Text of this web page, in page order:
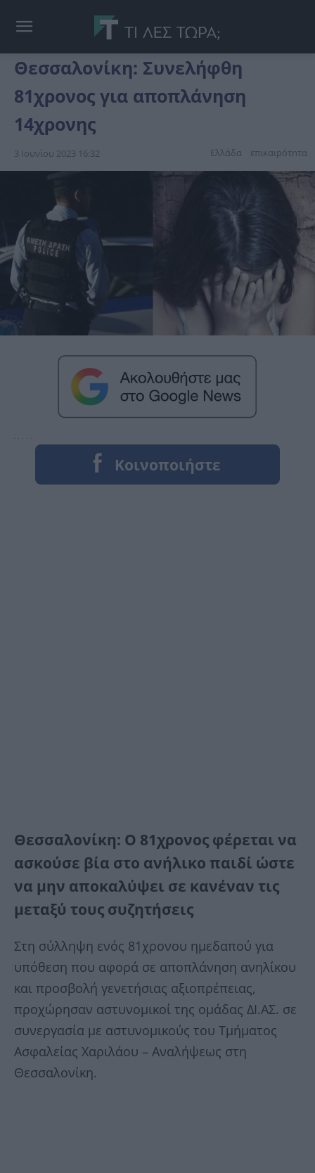
Θεσσαλονίκη: Συνελήφθη
81χρονος για αποπλάνηση
14χρονης
3 Ιουνίου 2023 16:32 Ελλάδα επικαιpότnτα
Θεσσαλονίκη: Ο 81χρονος φέρεται να
ασκούσε βία στο ανήλικο παιδί ώστε
να μην αποκαλύψει σε κανέναν τις
μεταξύ τους συζητήσεις
Στη σύλληψη ενός 81χρονου ημεδαπού για
υπόθεση που αφορά σε αποπλάνηση ανηλίκου
και προσβολή γενετήσιας αξιοπρέπειας,
προχώρησαν αστυνομικοί της ομάδας ΔΙ.ΑΣ. σε
συνεργασία με αστυνομικούς του Τμήματος
Ασφαλείας Χαριλάου – Αναλήψεως στη
Θεσσαλονίκη.